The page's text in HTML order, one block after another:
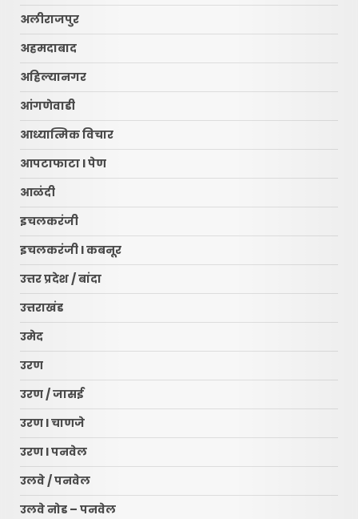
अलीराजपुर
अहमदाबाद
अहिल्यानगर
आंगणेवाडी
आध्यात्मिक विचार
आपटाफाटा l पेण
आळंदी
इचलकरंजी
इचलकरंजी l कबनूर
उत्तर प्रदेश / बांदा
उत्तराखंड
उमेद
उरण
उरण / जासई
उरण l चाणजे
उरण l पनवेल
उलवे / पनवेल
उलवे नोड – पनवेल